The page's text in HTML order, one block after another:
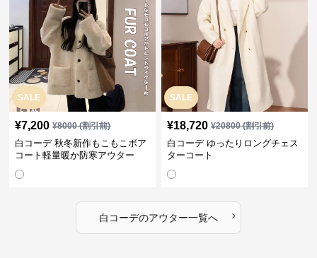
SALE
¥7,200 ¥8000(割引前)
白コーデ 秋冬新作もこもこボア
コート軽量暖か防寒アウター
SALE
¥18,720 ¥20800(割引前)
白コーデ ゆったりロングチェス
ターコート
白コーデのアウター一覧へ ›